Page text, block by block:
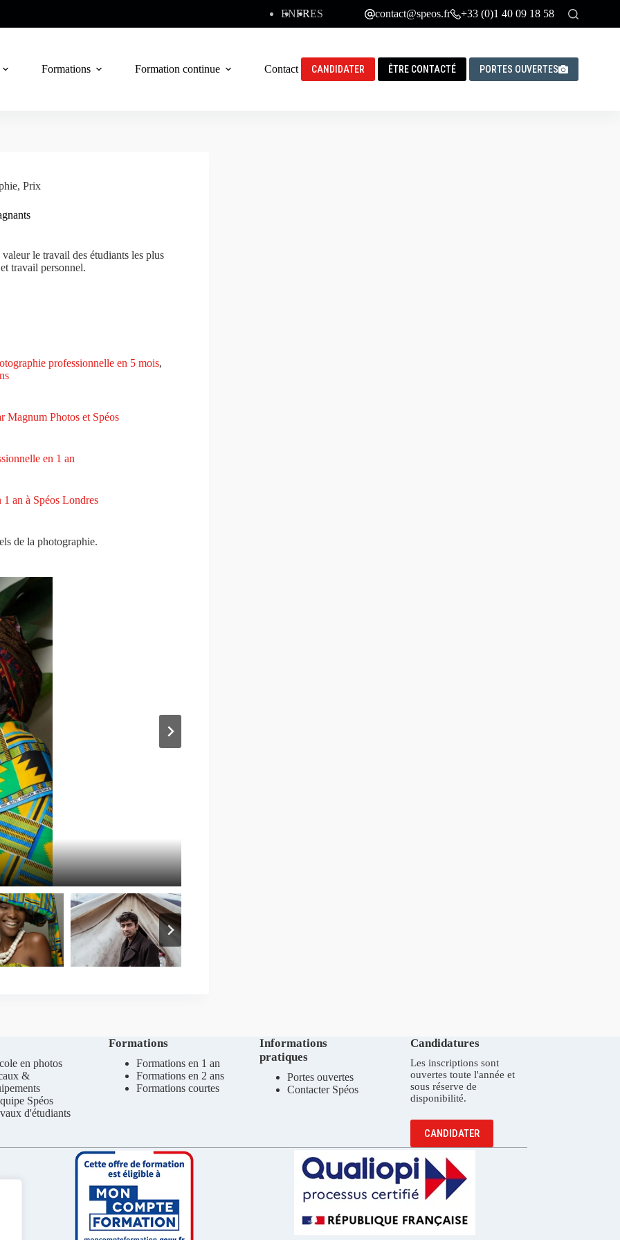
ENFRES contact@speos.fr +33 (0)1 40 09 18 58
Formations Formation continue Contact CANDIDATER ÊTRE CONTACTÉ PORTES OUVERTES
, Prix
le travail des étudiants les plus
travail personnel.
professionnelle en 5 mois,
Magnum Photos et Spéos
en 1 an
an à Spéos Londres
de la photographie.
en photos
&
Spéos
d'étudiants
Formations
Formations en 1 an
Formations en 2 ans
Formations courtes
Informations
pratiques
Portes ouvertes
Contacter Spéos
Candidatures
Les inscriptions sont
ouvertes toute l'année et
sous réserve de
disponibilité.
CANDIDATER